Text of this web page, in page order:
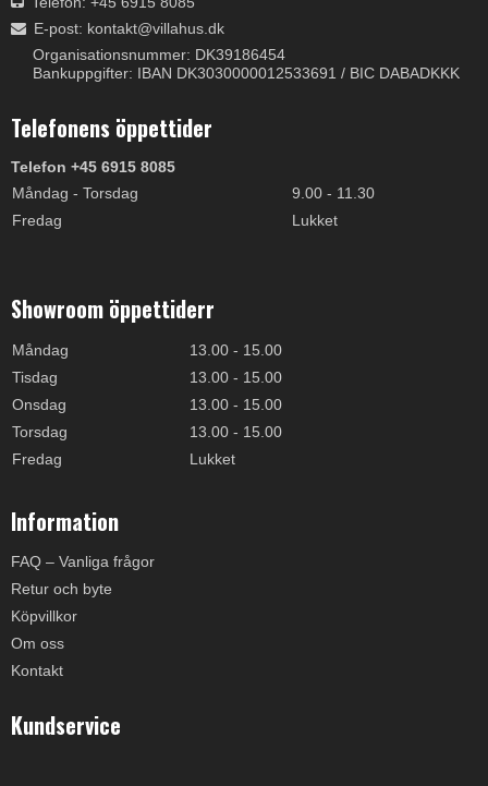
E-post: kontakt@villahus.dk
Organisationsnummer: DK39186454
Bankuppgifter: IBAN DK3030000012533691 / BIC DABADKKK
Telefonens öppettider
Telefon +45 6915 8085
Måndag - Torsdag
9.00 - 11.30
Fredag
Lukket
Showroom öppettiderr
Måndag
13.00 - 15.00
Tisdag
13.00 - 15.00
Onsdag
13.00 - 15.00
Torsdag
13.00 - 15.00
Fredag
Lukket
Information
FAQ – Vanliga frågor
Retur och byte
Köpvillkor
Om oss
Kontakt
Kundservice